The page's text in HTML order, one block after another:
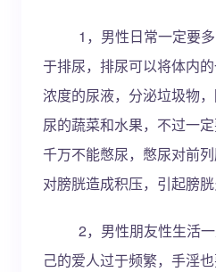
1，男性日常一定要多
于排尿，排尿可以将体内
浓度的尿液，分泌垃圾物
尿的蔬菜和水果，不过一
千万不能憋尿，憋尿对前
对膀胱造成积压，引起膀胱
2，男性朋友性生活一
己的爱人过于频繁，手淫